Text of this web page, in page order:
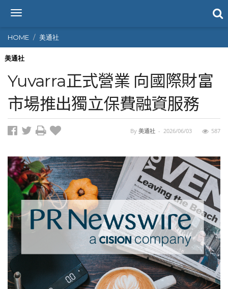
T
g
g
l
n
a
v
i
g
o
n
HOME 美通社
美通社
Yuvarra正式營業 向國際財富
市場推出獨立保費融資服務
By 美通社 - 2026/06/03 587